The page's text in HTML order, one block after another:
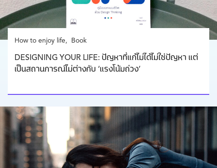
How to enjoy life Book
DESIGNING YOUR LIFE: ปัญหาที่แก้ไม่ได้ไม่ใช่ปัญหา แต่
เป็นสถานการณ์ไม่ต่างกับ ‘แรงโน้มถ่วง’